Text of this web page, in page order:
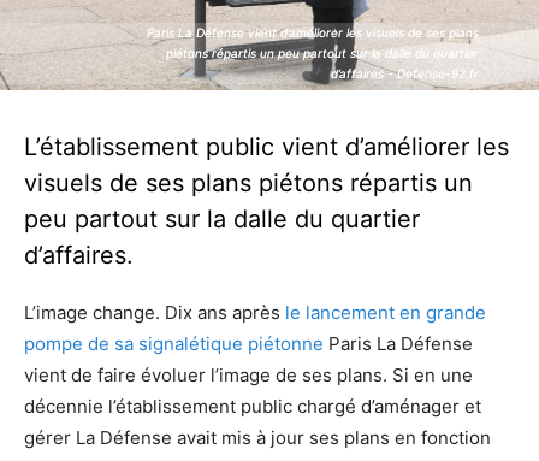
Paris La Défense vient d’améliorer les visuels de ses plans
piétons répartis un peu partout sur la dalle du quartier
d’affaires - Defense-92.fr
Paris La Défense vient d’améliorer les visuels de ses plans
piétons répartis un peu partout sur la dalle du quartier
d’affaires - Defense-92.fr
L’établissement public vient d’améliorer les
visuels de ses plans piétons répartis un
peu partout sur la dalle du quartier
d’affaires.
L’image change. Dix ans après le lancement en grande
pompe de sa signalétique piétonne Paris La Défense
vient de faire évoluer l’image de ses plans. Si en une
décennie l’établissement public chargé d’aménager et
gérer La Défense avait mis à jour ses plans en fonction